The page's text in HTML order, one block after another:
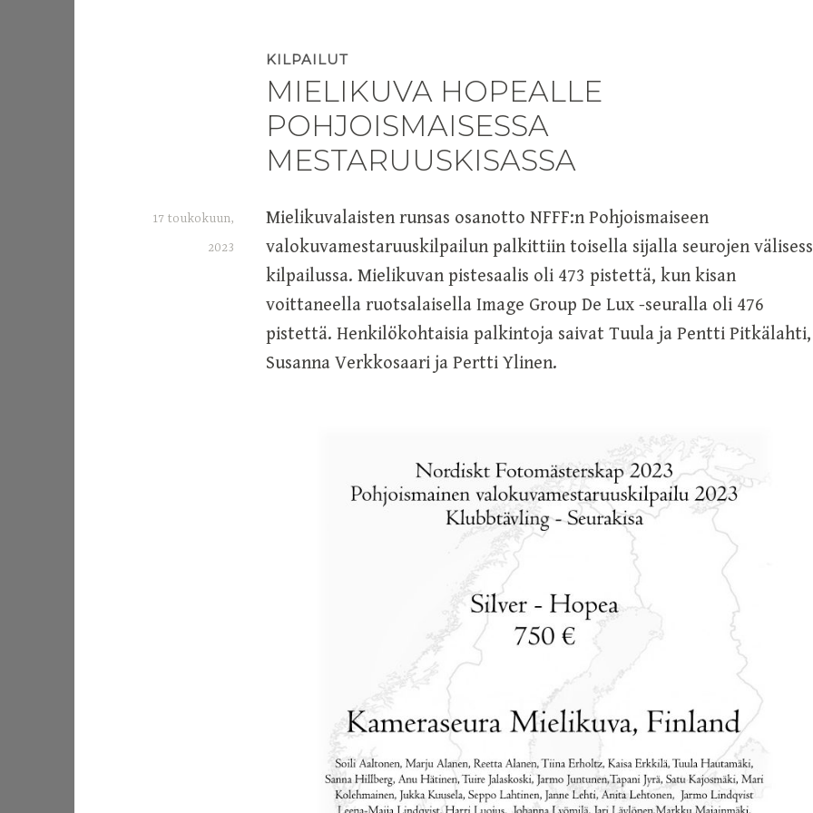
KILPAILUT
MIELIKUVA HOPEALLE
POHJOISMAISESSA
MESTARUUSKISASSA
17 toukokuun,
2023
Mielikuvalaisten runsas osanotto NFFF:n Pohjoismaiseen
valokuvamestaruuskilpailun palkittiin toisella sijalla seurojen
kilpailussa. Mielikuvan pistesaalis oli 473 pistettä, kun kisan
voittaneella ruotsalaisella Image Group De Lux -seuralla oli 476
pistettä. Henkilökohtaisia palkintoja saivat Tuula ja Pentti Pitkälahti,
Susanna Verkkosaari ja Pertti Ylinen.